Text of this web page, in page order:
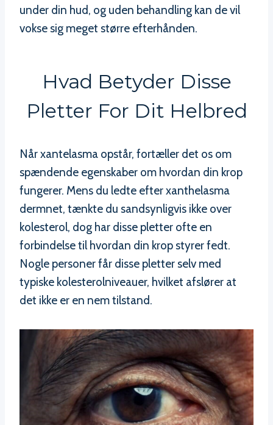
under din hud, og uden behandling kan de vil
vokse sig meget større efterhånden.
Hvad Betyder Disse
Pletter For Dit Helbred
Når xantelasma opstår, fortæller det os om
spændende egenskaber om hvordan din krop
fungerer. Mens du ledte efter xanthelasma
dermnet, tænkte du sandsynligvis ikke over
kolesterol, dog har disse pletter ofte en
forbindelse til hvordan din krop styrer fedt.
Nogle personer får disse pletter selv med
typiske kolesterolniveauer, hvilket afslører at
det ikke er en nem tilstand.